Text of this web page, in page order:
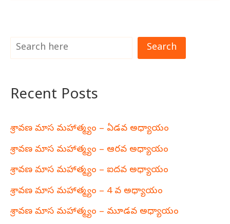
Search
Recent Posts
శ్రావణ మాస మహాత్మ్యం – ఏడవ అధ్యాయం
శ్రావణ మాస మహాత్మ్యం – ఆరవ అధ్యాయం
శ్రావణ మాస మహాత్మ్యం – ఐదవ అధ్యాయం
శ్రావణ మాస మహాత్మ్యం – 4 వ అధ్యాయం
శ్రావణ మాస మహాత్మ్యం – మూడవ అధ్యాయం